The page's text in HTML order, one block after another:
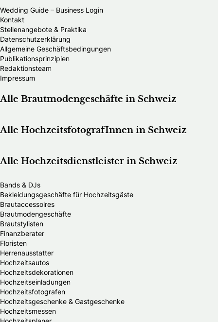
Wedding Guide – Business Login
Kontakt
Stellenangebote & Praktika
Datenschutzerklärung
Allgemeine Geschäftsbedingungen
Publikationsprinzipien
Redaktionsteam
Impressum
Alle Brautmodengeschäfte in Schweiz
Alle HochzeitsfotografInnen in Schweiz
Alle Hochzeitsdienstleister in Schweiz
Bands & DJs
Bekleidungsgeschäfte für Hochzeitsgäste
Brautaccessoires
Brautmodengeschäfte
Brautstylisten
Finanzberater
Floristen
Herrenausstatter
Hochzeitsautos
Hochzeitsdekorationen
Hochzeitseinladungen
Hochzeitsfotografen
Hochzeitsgeschenke & Gastgeschenke
Hochzeitsmessen